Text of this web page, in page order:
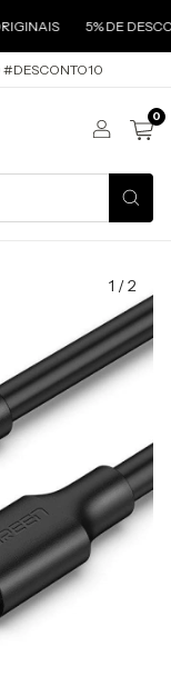
5% DE DESCONTO
#DESCONTO10
0
1 /2